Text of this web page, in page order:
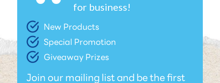
for business!
New Products
Special Promotion
Giveaway Prizes
Join our mailing list and be the first